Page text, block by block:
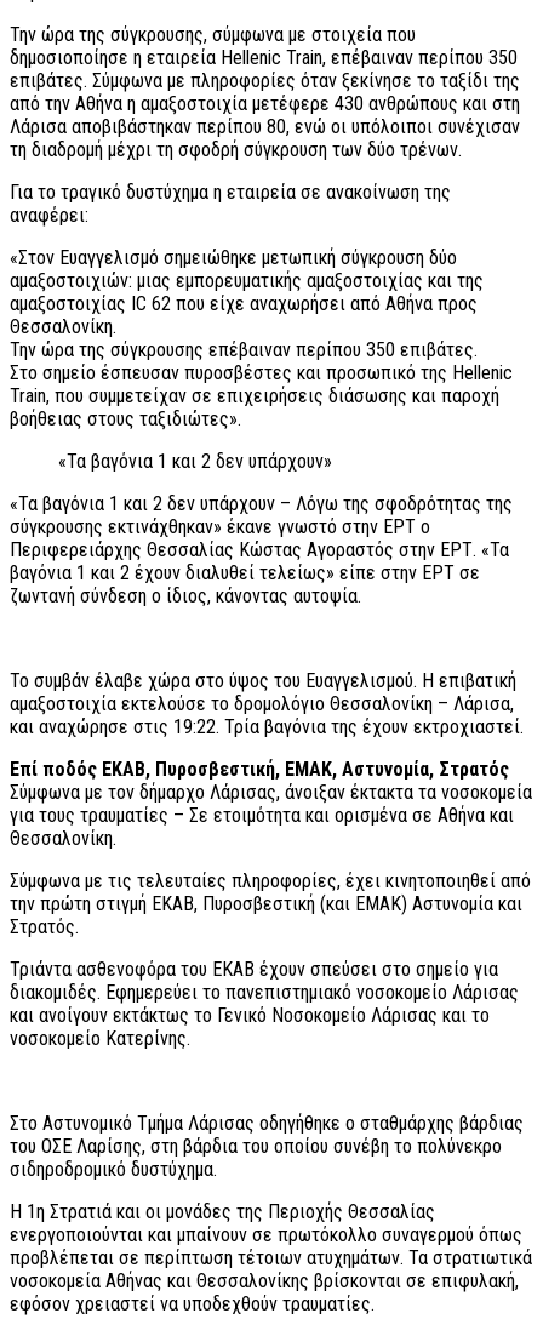
Την ώρα της σύγκρουσης, σύμφωνα με στοιχεία που
δημοσιοποίησε η εταιρεία Hellenic Train, επέβαιναν περίπου 350
επιβάτες. Σύμφωνα με πληροφορίες όταν ξεκίνησε το ταξίδι της
από την Αθήνα η αμαξοστοιχία μετέφερε 430 ανθρώπους και στη
Λάρισα αποβιβάστηκαν περίπου 80, ενώ οι υπόλοιποι συνέχισαν
τη διαδρομή μέχρι τη σφοδρή σύγκρουση των δύο τρένων.
Για το τραγικό δυστύχημα η εταιρεία σε ανακοίνωση της
αναφέρει:
«Στον Ευαγγελισμό σημειώθηκε μετωπική σύγκρουση δύο
αμαξοστοιχιών: μιας εμπορευματικής αμαξοστοιχίας και της
αμαξοστοιχίας IC 62 που είχε αναχωρήσει από Αθήνα προς
Θεσσαλονίκη.
Την ώρα της σύγκρουσης επέβαιναν περίπου 350 επιβάτες.
Στο σημείο έσπευσαν πυροσβέστες και προσωπικό της Hellenic
Train, που συμμετείχαν σε επιχειρήσεις διάσωσης και παροχή
βοήθειας στους ταξιδιώτες».
«Τα βαγόνια 1 και 2 δεν υπάρχουν»
«Τα βαγόνια 1 και 2 δεν υπάρχουν – Λόγω της σφοδρότητας της
σύγκρουσης εκτινάχθηκαν» έκανε γνωστό στην ΕΡΤ ο
Περιφερειάρχης Θεσσαλίας Κώστας Αγοραστός στην ΕΡΤ. «Τα
βαγόνια 1 και 2 έχουν διαλυθεί τελείως» είπε στην ΕΡΤ σε
ζωντανή σύνδεση ο ίδιος, κάνοντας αυτοψία.
Το συμβάν έλαβε χώρα στο ύψος του Ευαγγελισμού. Η επιβατική
αμαξοστοιχία εκτελούσε το δρομολόγιο Θεσσαλονίκη – Λάρισα,
και αναχώρησε στις 19:22. Τρία βαγόνια της έχουν εκτροχιαστεί.
Επί ποδός ΕΚΑΒ, Πυροσβεστική, ΕΜΑΚ, Αστυνομία, Στρατός
Σύμφωνα με τον δήμαρχο Λάρισας, άνοιξαν έκτακτα τα νοσοκομεία
για τους τραυματίες – Σε ετοιμότητα και ορισμένα σε Αθήνα και
Θεσσαλονίκη.
Σύμφωνα με τις τελευταίες πληροφορίες, έχει κινητοποιηθεί από
την πρώτη στιγμή ΕΚΑΒ, Πυροσβεστική (και ΕΜΑΚ) Αστυνομία και
Στρατός.
Τριάντα ασθενοφόρα του ΕΚΑΒ έχουν σπεύσει στο σημείο για
διακομιδές. Εφημερεύει το πανεπιστημιακό νοσοκομείο Λάρισας
και ανοίγουν εκτάκτως το Γενικό Νοσοκομείο Λάρισας και το
νοσοκομείο Κατερίνης.
Στο Αστυνομικό Τμήμα Λάρισας οδηγήθηκε ο σταθμάρχης βάρδιας
του ΟΣΕ Λαρίσης, στη βάρδια του οποίου συνέβη το πολύνεκρο
σιδηροδρομικό δυστύχημα.
Η 1η Στρατιά και οι μονάδες της Περιοχής Θεσσαλίας
ενεργοποιούνται και μπαίνουν σε πρωτόκολλο συναγερμού όπως
προβλέπεται σε περίπτωση τέτοιων ατυχημάτων. Τα στρατιωτικά
νοσοκομεία Αθήνας και Θεσσαλονίκης βρίσκονται σε επιφυλακή,
εφόσον χρειαστεί να υποδεχθούν τραυματίες.